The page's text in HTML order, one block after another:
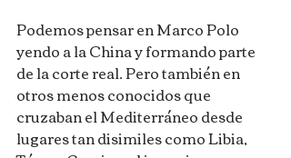
Podemos pensar en Marco Polo
yendo a la China y formando parte
de la corte real. Pero también en
otros menos conocidos que
cruzaban el Mediterráneo desde
lugares tan disimiles como Libia,